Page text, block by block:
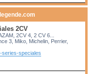
2CV
2CV 4, 2 CV 6...
3, Miko, Michelin, Perrier,
series-speciales